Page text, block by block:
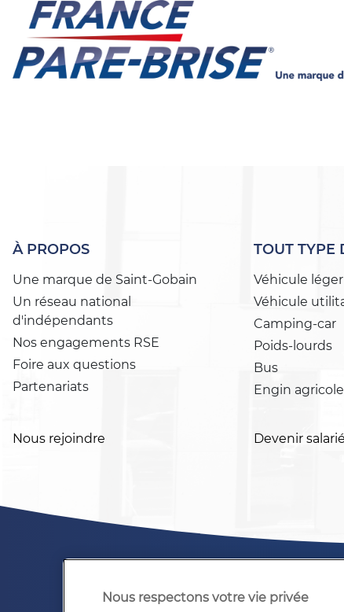
À PROPOS
Une marque de Saint-Gobain
Un réseau national
d'indépendants
Nos engagements RSE
Foire aux questions
Partenariats
TOUT TYPE
Véhicule léger
Véhicule
Camping-car
Poids-lourds
Bus
Engin agricole
Nous rejoindre Devenir salarié
Nous respectons votre vie privée